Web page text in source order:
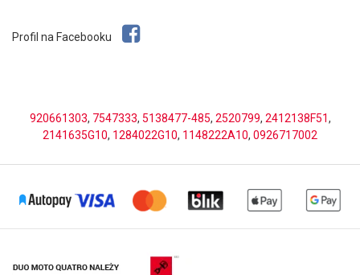
Profil na Facebooku
920661303, 7547333, 5138477-485, 2520799, 2412138F51,
2141635G10, 1284022G10, 1148222A10, 0926717002